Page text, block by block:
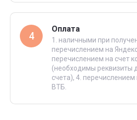
4
Оплата
1. наличными при
перечислением на
перечислением на счет
(необходимы реквизиты
счета), 4. перечислением
ВТБ.